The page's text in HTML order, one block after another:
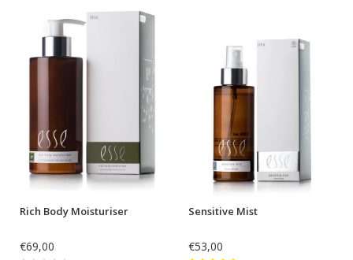
Rich Body Moisturiser
€69,00
Sensitive Mist
€53,00